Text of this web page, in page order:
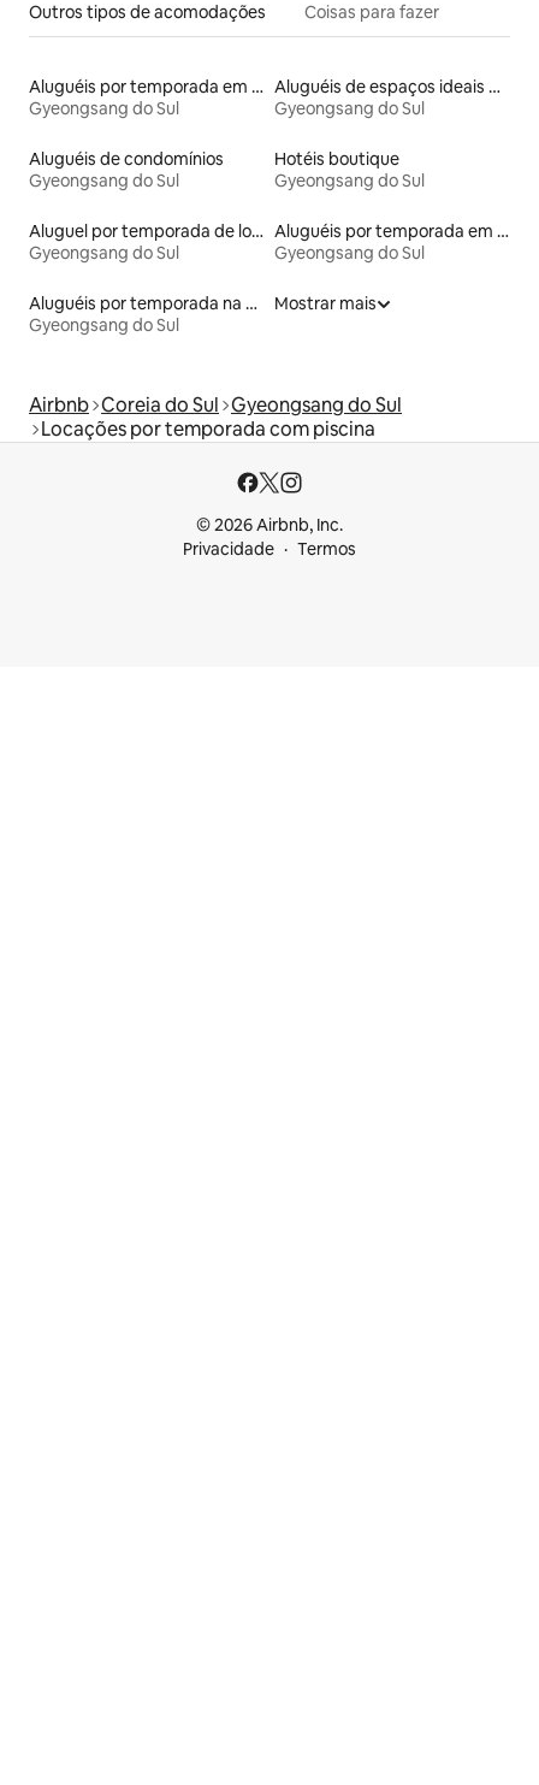
Outros tipos de acomodações Coisas para fazer
Aluguéis por temporada em acampamentos
Gyeongsang do Sul
Aluguéis de espaços ideais para famílias
Gyeongsang do Sul
Aluguéis de condomínios
Gyeongsang do Sul
Hotéis boutique
Gyeongsang do Sul
Aluguel por temporada de lofts
Gyeongsang do Sul
Aluguéis por temporada em resorts
Gyeongsang do Sul
Aluguéis por temporada na orla
Gyeongsang do Sul
Mostrar mais
Airbnb Coreia do Sul Gyeongsang do Sul
Locações por temporada com piscina
© 2026 Airbnb, Inc.
Privacidade
Termos